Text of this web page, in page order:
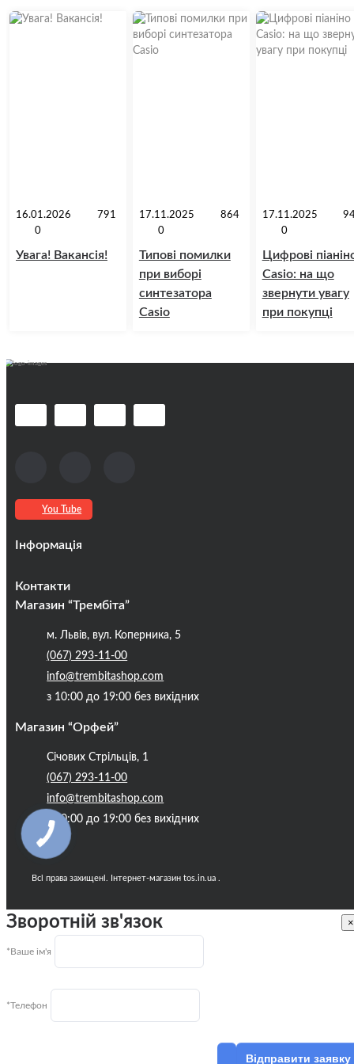
Увага! Вакансія!
16.01.2026
791
0
Типові помилки
при виборі
синтезатора
Casio
17.11.2025
864
0
Цифрові
Casio: на що
звернути увагу
при покупці
17.11.2025
0
You Tube
Інформація
Кредити
Контакти
Публічна оферта
Бренди
Блог
Контакти
Магазин “Трембіта”
м. Львів, вул. Коперника, 5
(067) 293-11-00
info@trembitashop.com
з 10:00 до 19:00 без вихідних
Магазин “Орфей”
Січових Стрільців, 1
(067) 293-11-00
info@trembitashop.com
з 10:00 до 19:00 без вихідних
Всі права захищені. Інтернет-магазин tos.in.ua .
Зворотній зв'язок ×
*Ваше ім'я
*Телефон
Відправити заявку